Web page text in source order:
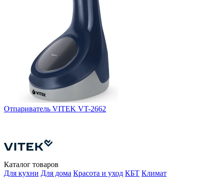
Отпариватель VITEK VT-2662
Каталог товаров
Для кухни Для дома Красота и уход КБТ Климат